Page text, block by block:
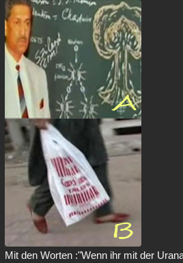
Mit den Worten :"Wenn ihr mit der